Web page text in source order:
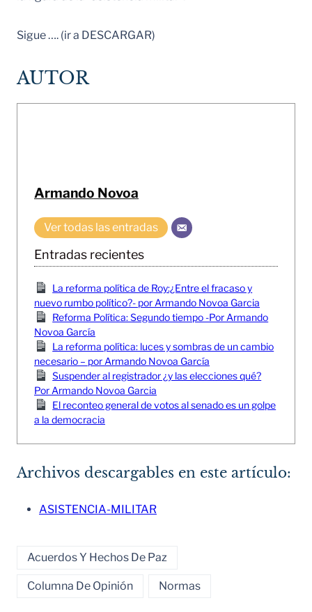
Sigue …. (ir a DESCARGAR)
AUTOR
Armando Novoa
Ver todas las entradas
Entradas recientes
La reforma política de Roy:¿Entre el fracaso y
nuevo rumbo político?- por Armando Novoa Garcia
Reforma Política: Segundo tiempo -Por Armando
Novoa García
La reforma política: luces y sombras de un cambio
necesario – por Armando Novoa García
Suspender al registrador ¿y las elecciones qué?
Por Armando Novoa Garcia
El reconteo general de votos al senado es un golpe
a la democracia
Archivos descargables en este artículo:
ASISTENCIA-MILITAR
Acuerdos Y Hechos De Paz
Columna De Opinión Normas